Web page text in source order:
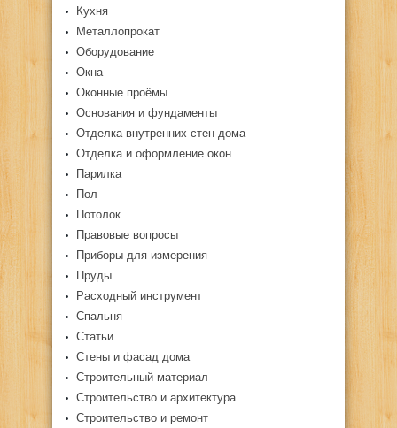
Кухня
Металлопрокат
Оборудование
Окна
Оконные проёмы
Основания и фундаменты
Отделка внутренних стен дома
Отделка и оформление окон
Парилка
Пол
Потолок
Правовые вопросы
Приборы для измерения
Пруды
Расходный инструмент
Спальня
Статьи
Стены и фасад дома
Строительный материал
Строительство и архитектура
Строительство и ремонт